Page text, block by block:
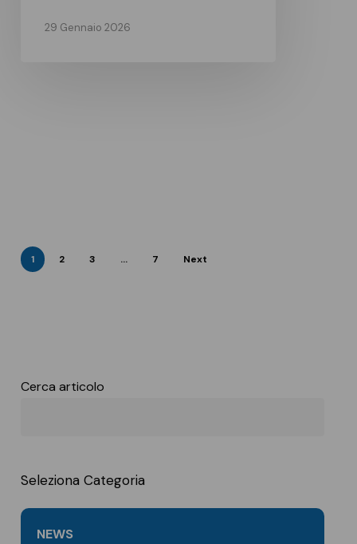
29 Gennaio 2026
1 2 3 … 7 Next
Cerca articolo
Seleziona Categoria
NEWS